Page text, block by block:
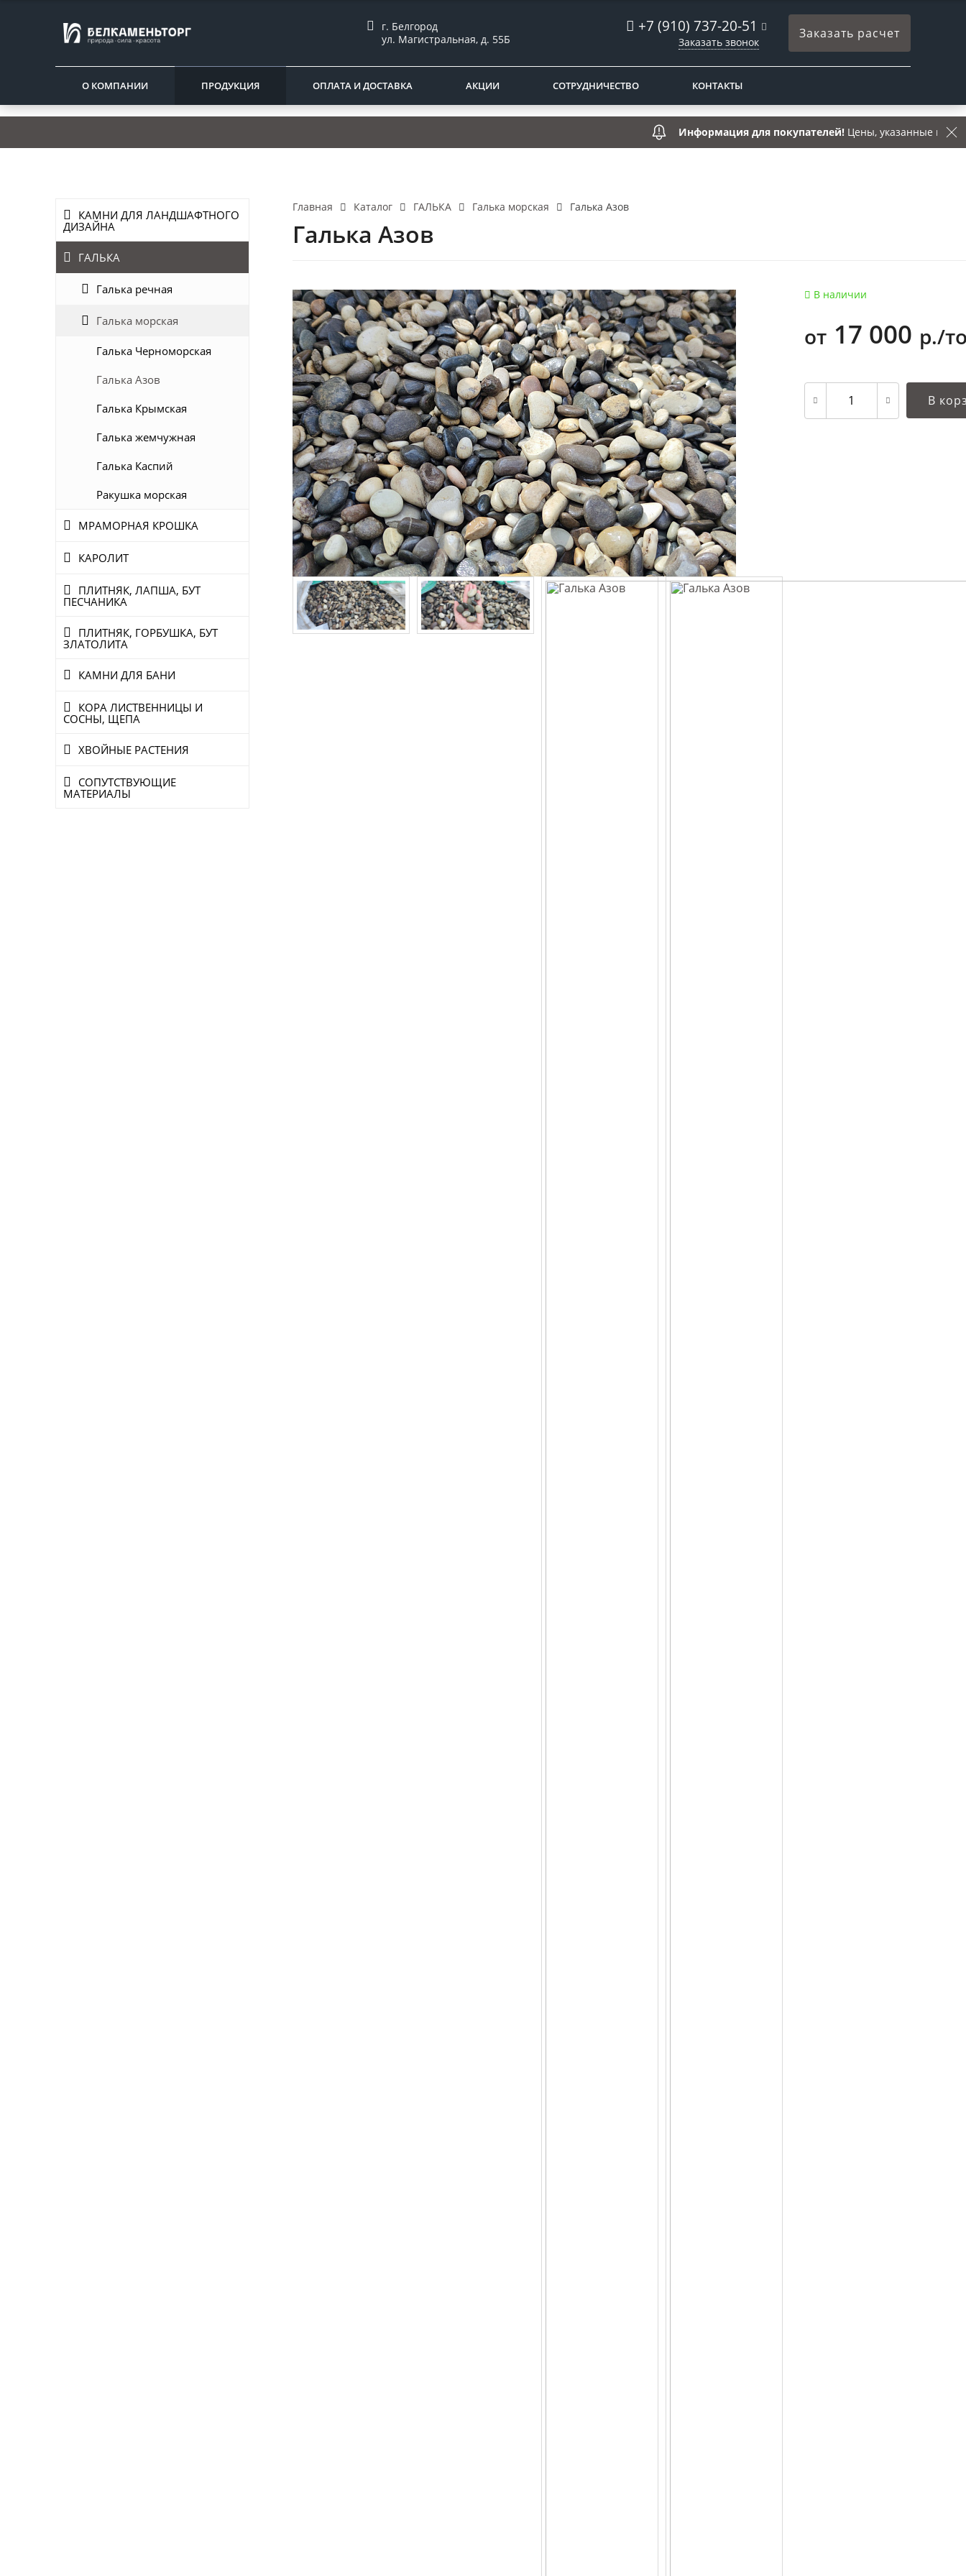
г. Белгород
ул. Магистральная, д. 55Б
+7 (910) 737-20-51
Заказать звонок
Заказать расчет
О КОМПАНИИ ПРОДУКЦИЯ ОПЛАТА И ДОСТАВКА АКЦИИ СОТРУДНИЧЕСТВО КОНТАКТЫ
Информация для покупателей!Цены, указанные на сайте,
КАМНИ ДЛЯ ЛАНДШАФТНОГО
ДИЗАЙНА
ГАЛЬКА
Галька речная
Галька морская
Галька Черноморская
Галька Азов
Галька Крымская
Галька жемчужная
Галька Каспий
Ракушка морская
МРАМОРНАЯ КРОШКА
КАРОЛИТ
ПЛИТНЯК, ЛАПША, БУТ
ПЕСЧАНИКА
ПЛИТНЯК, ГОРБУШКА, БУТ
ЗЛАТОЛИТА
КАМНИ ДЛЯ БАНИ
КОРА ЛИСТВЕННИЦЫ И
СОСНЫ, ЩЕПА
ХВОЙНЫЕ РАСТЕНИЯ
СОПУТСТВУЮЩИЕ
МАТЕРИАЛЫ
Главная Каталог ГАЛЬКА Галька морская Галька Азов
Галька Азов
В наличии
от 17 000 р./
В